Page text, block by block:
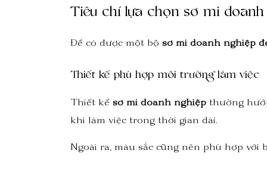
Tiêu chí lựa chọn sơ mi
Để có được một bộsơ mi doanh nghiệp
Thiết kế phù hợp môi trường làm việc
Thiết kếsơ mi doanh nghiệpthường
khi làm việc trong thời gian dài.
Ngoài ra, màu sắc cũng nên phù hợp